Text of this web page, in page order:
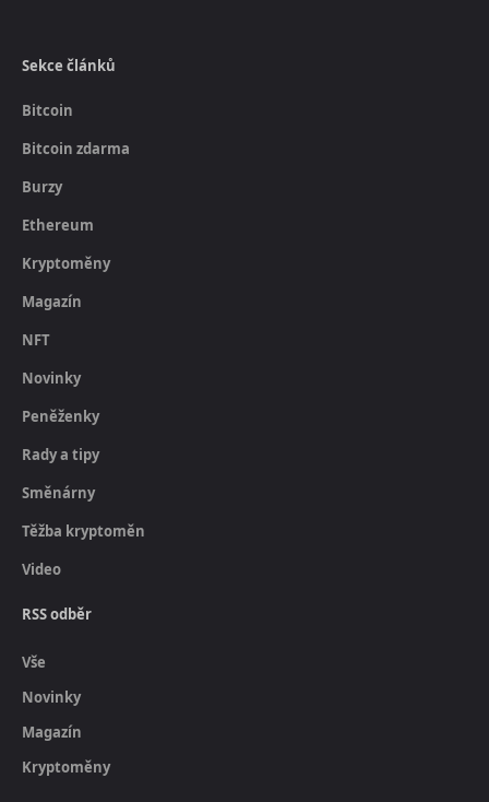
Sekce článků
Bitcoin
Bitcoin zdarma
Burzy
Ethereum
Kryptoměny
Magazín
NFT
Novinky
Peněženky
Rady a tipy
Směnárny
Těžba kryptoměn
Video
RSS odběr
Vše
Novinky
Magazín
Kryptoměny